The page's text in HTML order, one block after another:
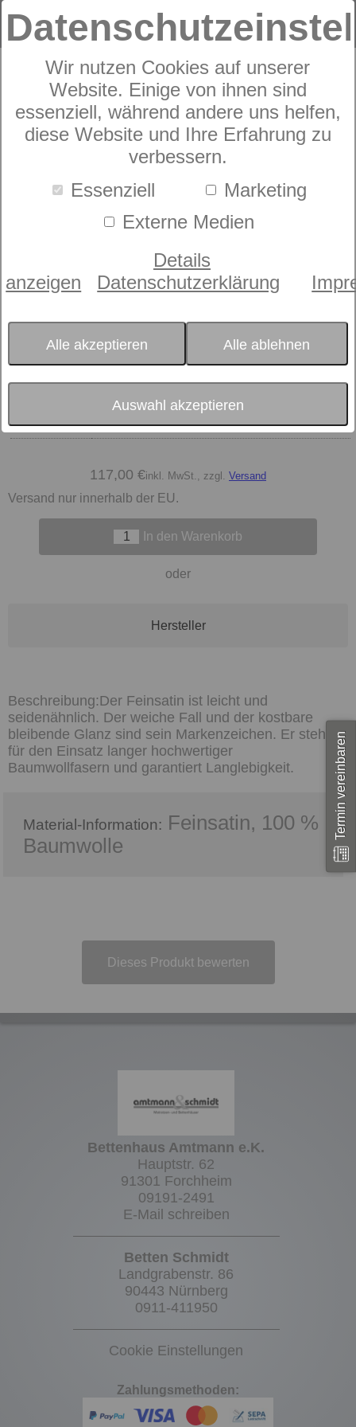
Wir nutzen Cookies auf unserer
Website. Einige von ihnen sind
essenziell, während andere uns helfen,
diese Website und Ihre Erfahrung zu
verbessern.
Essenziell
Marketing
Externe Medien
Details
anzeigen
Datenschutzerklärung
Alle akzeptieren Alle ablehnen
Auswahl akzeptieren
GRASER Gardone
material
Feinsatin, 100 % Baumwolle
117,00 €inkl. MwSt., zzgl. Versand
Versand nur innerhalb der EU.
In den Warenkorb
oder
Hersteller
Der Feinsatin ist leicht und
seidenähnlich. Der weiche Fall und der kostbare
bleibende Glanz sind sein Markenzeichen. Er steht
für den Einsatz langer hochwertiger
Baumwollfasern und garantiert Langlebigkeit.
Material-Information: Feinsatin, 100 %
Baumwolle
Dieses Produkt bewerten
Termin vereinbaren
Bettenhaus Amtmann e.K.
Hauptstr. 62
91301 Forchheim
09191-2491
E-Mail schreiben
Betten Schmidt
Landgrabenstr. 86
90443 Nürnberg
0911-411950
Cookie Einstellungen
Zahlungsmethoden: